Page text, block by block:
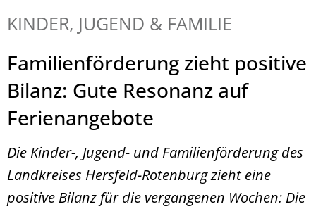
KINDER, JUGEND & FAMILIE
Familienförderung zieht positive
Bilanz: Gute Resonanz auf
Ferienangebote
Die Kinder-, Jugend- und Familienförderung des
Landkreises Hersfeld-Rotenburg zieht eine
positive Bilanz für die vergangenen Wochen: Die